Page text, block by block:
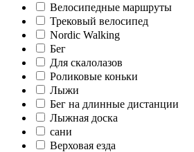
Велосипедные маршруты
Трековый велосипед
Nordic Walking
Бег
Для скалолазов
Роликовые коньки
Лыжи
Бег на длинные дистанции
Лыжная доска
сани
Верховая езда